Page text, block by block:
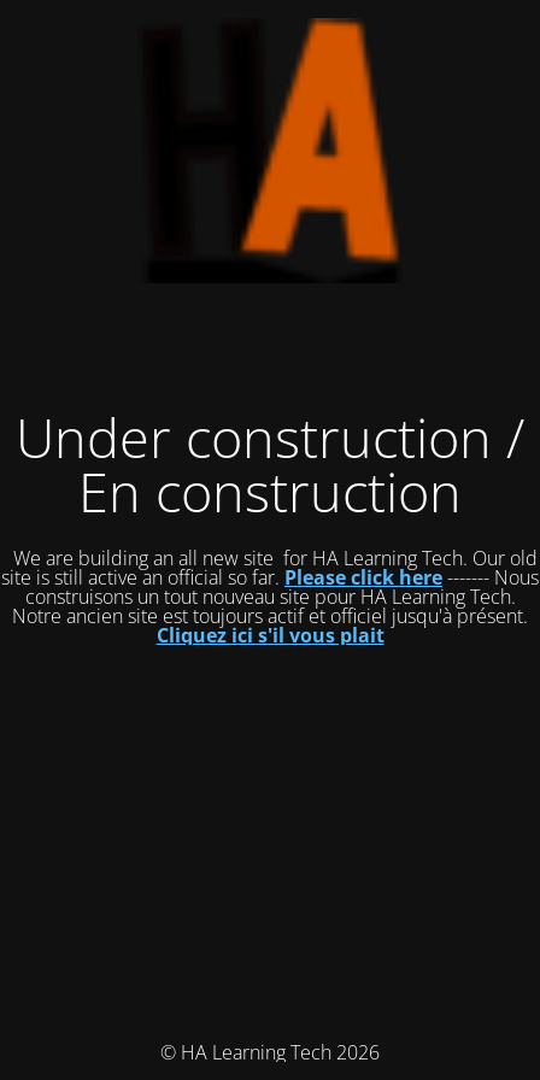
Under construction /
En construction
We are building an all new site for HA Learning Tech. Our old
site is still active an official so far. Please click here------- Nous
construisons un tout nouveau site pour HA Learning Tech.
Notre ancien site est toujours actif et officiel jusqu'à présent.
Cliquez ici s'il vous plait
© HA Learning Tech 2026